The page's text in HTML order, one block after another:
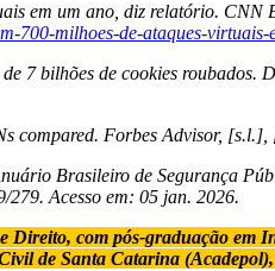
em um ano, diz relatório. CNN
700-milhoes-de-ataques-
7 bilhões de cookies roubados.
compared. Forbes Advisor,
Brasileiro de Segurança
Acesso em: 05 jan. 2026.
com pós-graduação
de Santa Catarina